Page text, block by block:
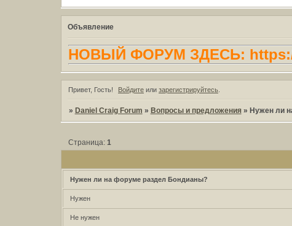
Объявление
НОВЫЙ ФОРУМ ЗДЕСЬ:
Привет, Гость! Войдите или зарегистрируйтесь
» Daniel Craig Forum » Вопросы и предложения » Нужен ли
Страница: 1
Нужен ли на форуме раздел Бондианы?
Нужен
Не нужен